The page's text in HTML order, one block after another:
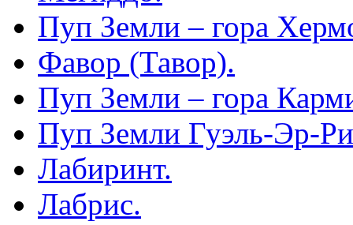
Пуп Земли – гора
Фавор (Тавор).
Пуп Земли – гора
Пуп Земли Гуэль-Эр-
Лабиринт.
Лабрис.